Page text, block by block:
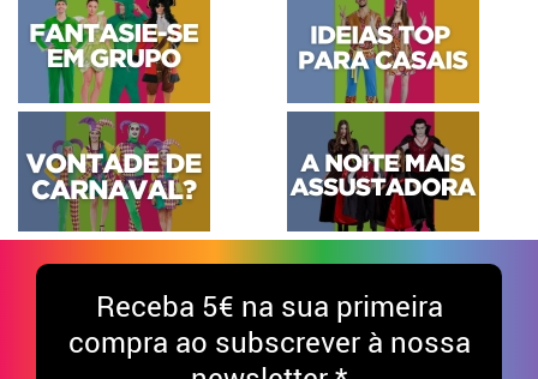
Receba 5€ na sua primeira
compra ao subscrever à nossa